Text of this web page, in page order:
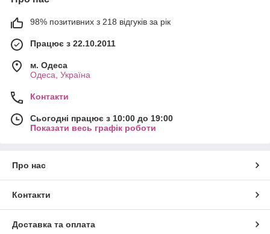
98% позитивних з 218 відгуків за рік
Працює з 22.10.2011
м. Одеса
Одеса, Україна
Контакти
Сьогодні працює з 10:00 до 19:00
Показати весь графік роботи
Про нас
Контакти
Доставка та оплата